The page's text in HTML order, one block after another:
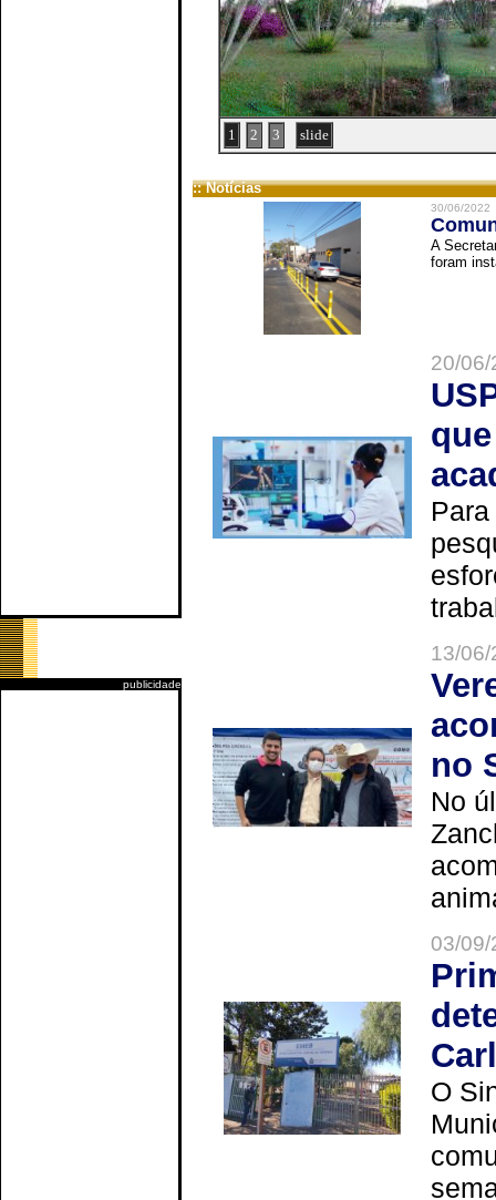
publicidade
1 2 3 slide
:: Notícias
30/06/2022
A
foram
20/
13/
no
No
03/
O